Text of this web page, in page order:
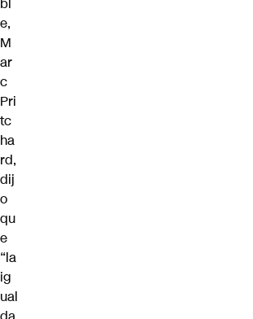
bl
e,
M
ar
c
Pri
tc
ha
rd,
dij
o
qu
e
“la
ig
ual